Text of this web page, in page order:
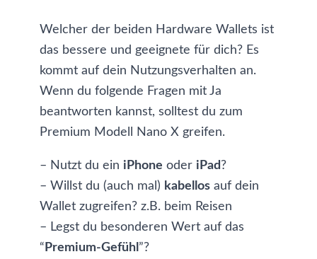
Welcher der beiden Hardware Wallets ist
das bessere und geeignete für dich? Es
kommt auf dein Nutzungsverhalten an.
Wenn du folgende Fragen mit Ja
beantworten kannst, solltest du zum
Premium Modell Nano X greifen.
– Nutzt du ein iPhone oder iPad?
– Willst du (auch mal) kabellos auf dein
Wallet zugreifen? z.B. beim Reisen
– Legst du besonderen Wert auf das
“ Premium-Gefühl ”?